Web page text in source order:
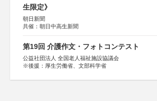
生限定》
朝日新聞
共催：朝日中高生新聞
第19回 介護作文・フォトコンテスト
公益社団法人 全国老人福祉施設協議会
※後援：厚生労働省、文部科学省